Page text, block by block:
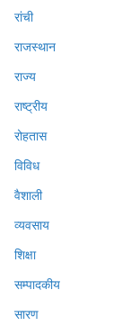
रांची
राजस्थान
राज्य
राष्ट्रीय
रोहतास
विविध
वैशाली
व्यवसाय
शिक्षा
सम्पादकीय
सारण